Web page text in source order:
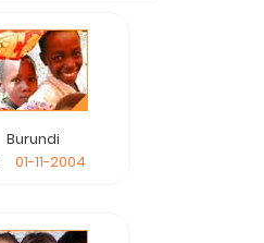
Burundi
01-11-2004